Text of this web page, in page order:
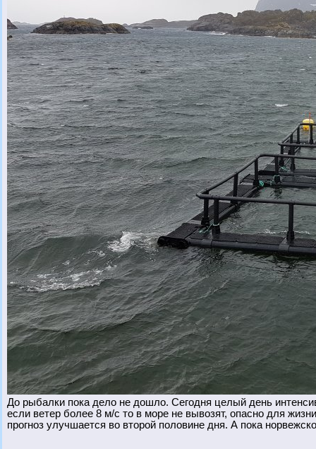
До рыбалки пока дело не дошло. Сегодня целый день
если ветер более 8 м/с то в море не вывозят, опасно для
прогноз улучшается во второй половине дня. А пока